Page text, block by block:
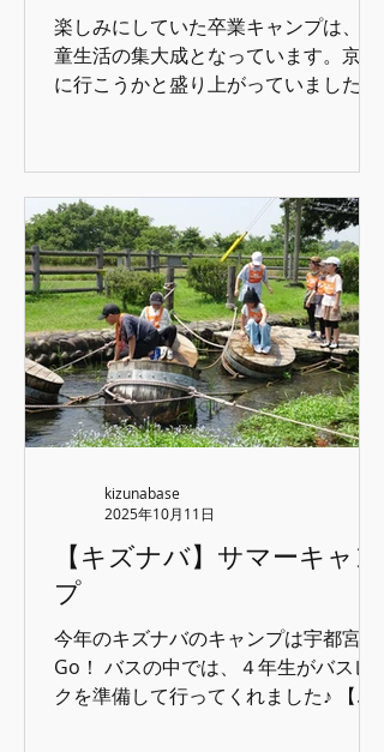
楽しみにしていた卒業キャンプは、学
童生活の集大成となっています。京都
に行こうかと盛り上がっていました
に！卒業キャンプは集大成なのです
が、５年生が頑張っているのをダラダ
ラして邪魔したと聞いたので、再度話
し合ってもらいました。今年はみんな
素直で、甘え上手でかわいらしい６年
生なんですが…少しダラちゃったか
な。でも、また気を入れ直して目標は
継続するという話になりました。 であ
れば早速、一つ仕事を頼みました。ク
リスマス会の出し物の希望を取りまと
なかまとまらず苦戦したみたいです。
私はキズナバにはいなかったですが、
司会の最後にみんなに「６年生の司会
が良かったか」聞くようにいっておき
ました。たくさん手が上がってよかっ
たね♪ では、卒業キャンプの振り返り
を♪ まず、伊香保に向かいます♪１日目
はあいにくの雨でちょっと寒かったで
【キズナバ】サマーキャン
プ
今年のキズナバのキャンプは宇都宮に
Go！ バスの中では、４年生がバスレ
クを準備して行ってくれました♪ 【水
kizunabase
2025年10月11日